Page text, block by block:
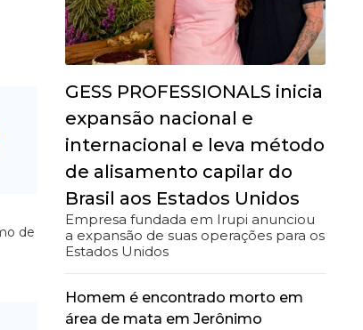
de
GESS PROFESSIONALS inicia
expansão nacional e
internacional e leva método
de alisamento capilar do
Brasil aos Estados Unidos
Empresa fundada em Irupi anunciou
a expansão de suas operações para os
Estados Unidos
Homem é encontrado morto em
área de mata em Jerônimo